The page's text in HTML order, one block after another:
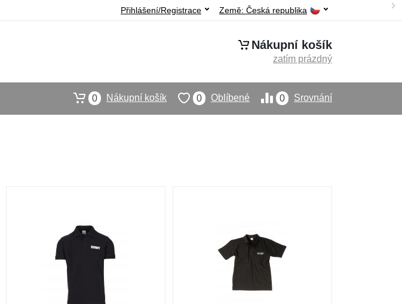
Země: Česká republika
Přihlášení/Registrace
Nákupní košík
zatím prázdný
0 Srovnání
0 Oblíbené
0 Nákupní košík